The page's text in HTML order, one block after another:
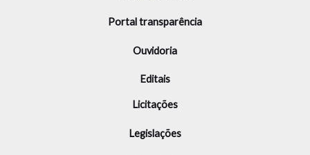
Portal transparência
Ouvidoria
Editais
Licitações
Legislações